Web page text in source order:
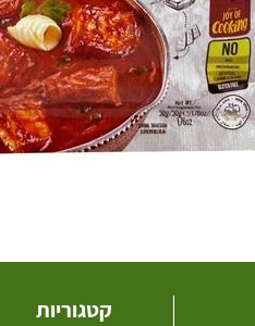
קטגוריות